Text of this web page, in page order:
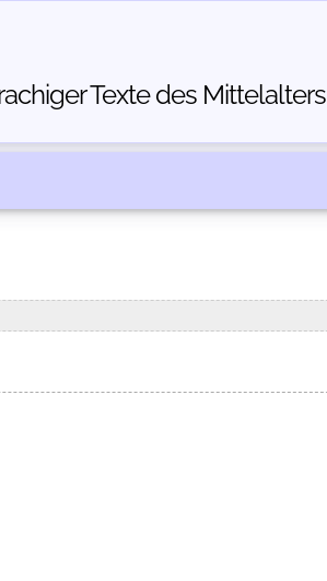
Texte des Mittelalters